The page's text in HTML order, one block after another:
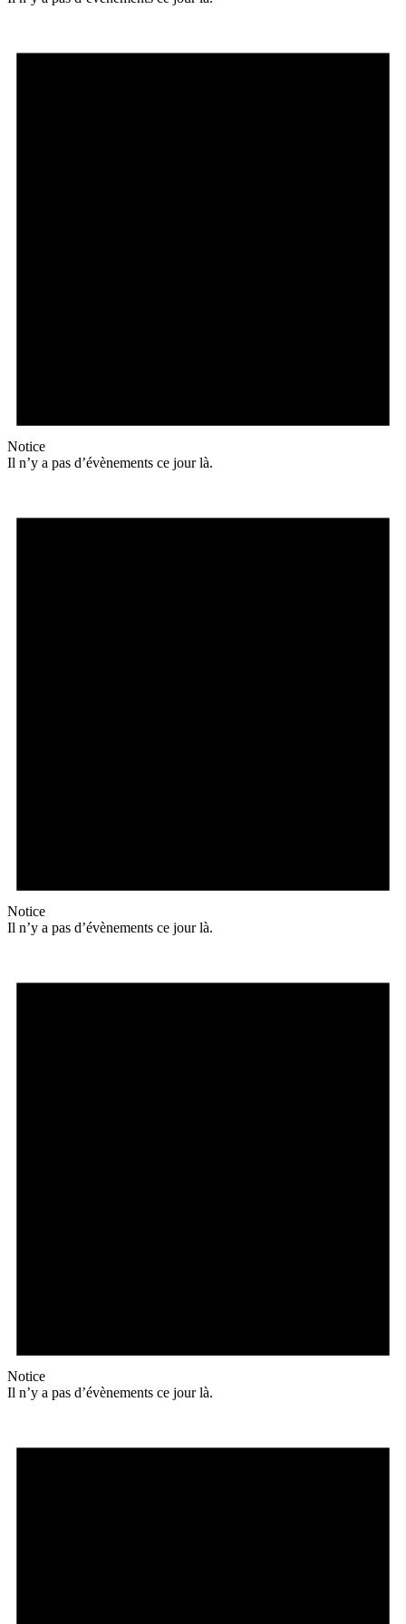
Notice
Il n’y a pas d’évènements ce jour là.
Notice
Il n’y a pas d’évènements ce jour là.
Notice
Il n’y a pas d’évènements ce jour là.